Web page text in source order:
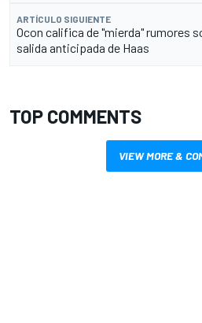
ARTÍCULO SIGUIENTE
Ocon califica de "mierda" rumores
salida anticipada de Haas
TOP COMMENTS
VIEW MORE &